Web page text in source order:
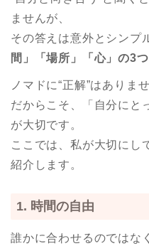
ませんが、
その答えは意外とシンプ
間」「場所」「心」の3
ノマドに“正解”はありませ
だからこそ、「自分にと
が大切です。
ここでは、私が大切にし
紹介します。
1. 時間の自由
誰かに合わせるのではな